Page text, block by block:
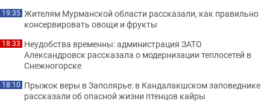
19:35 Жителям Мурманской области рассказали, как правильно
консервировать овощи и фрукты
18:33 Неудобства временны: администрация ЗАТО
Александровск рассказала о модернизации теплосетей в
Снежногорске
18:10 Прыжок веры в Заполярье: в Кандалакшском заповеднике
рассказали об опасной жизни птенцов кайры